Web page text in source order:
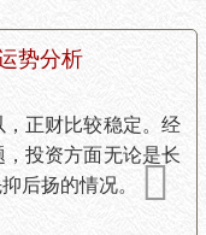
势分析
正财比较稳定。经
投资方面无论是长
后扬的情况。